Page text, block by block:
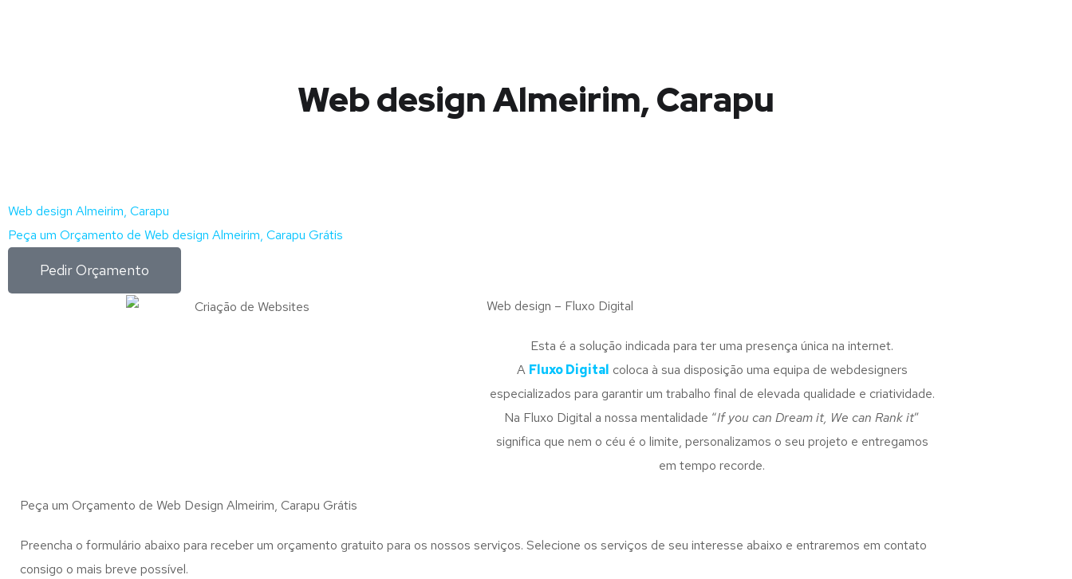
Web design Almeirim, Carapu
Web design Almeirim, Carapu
Peça um Orçamento de Web design Almeirim, Carapu Grátis
Pedir Orçamento
Web design – Fluxo Digital
Esta é a solução indicada para ter uma presença única na internet.
A Fluxo Digital coloca à sua disposição uma equipa de webdesigners
especializados para garantir um trabalho final de elevada qualidade e criatividade.
Na Fluxo Digital a nossa mentalidade “If you can Dream it, We can Rank it”
significa que nem o céu é o limite, personalizamos o seu projeto e entregamos
em tempo recorde.
Peça um Orçamento de Web Design Almeirim, Carapu Grátis
Preencha o formulário abaixo para receber um orçamento gratuito para os nossos serviços. Selecione os serviços de seu interesse abaixo e entraremos em contato
consigo o mais breve possível.